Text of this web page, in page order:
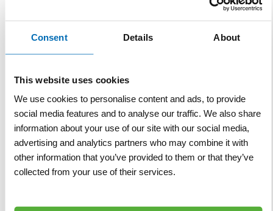
Consent Details About
This website uses cookies
We use cookies to personalise content and ads, to provide
social media features and to analyse our traffic. We also share
information about your use of our site with our social media,
advertising and analytics partners who may combine it with
other information that you’ve provided to them or that they’ve
collected from your use of their services.
€ 260,00
Anderen bekeken ook: